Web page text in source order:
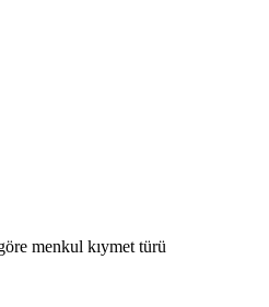
menkul kıymet türü